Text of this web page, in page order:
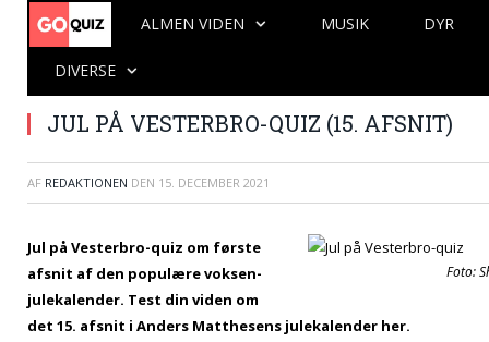
ALMEN VIDEN MUSIK DYR
DIVERSE
JUL PÅ VESTERBRO-QUIZ (15. AFSNIT)
AF REDAKTIONEN DEN 15. DECEMBER 2021
Foto:
Jul på Vesterbro-quiz om første
afsnit af den populære voksen-
julekalender. Test din viden om
det 15. afsnit i Anders Matthesens julekalender her.